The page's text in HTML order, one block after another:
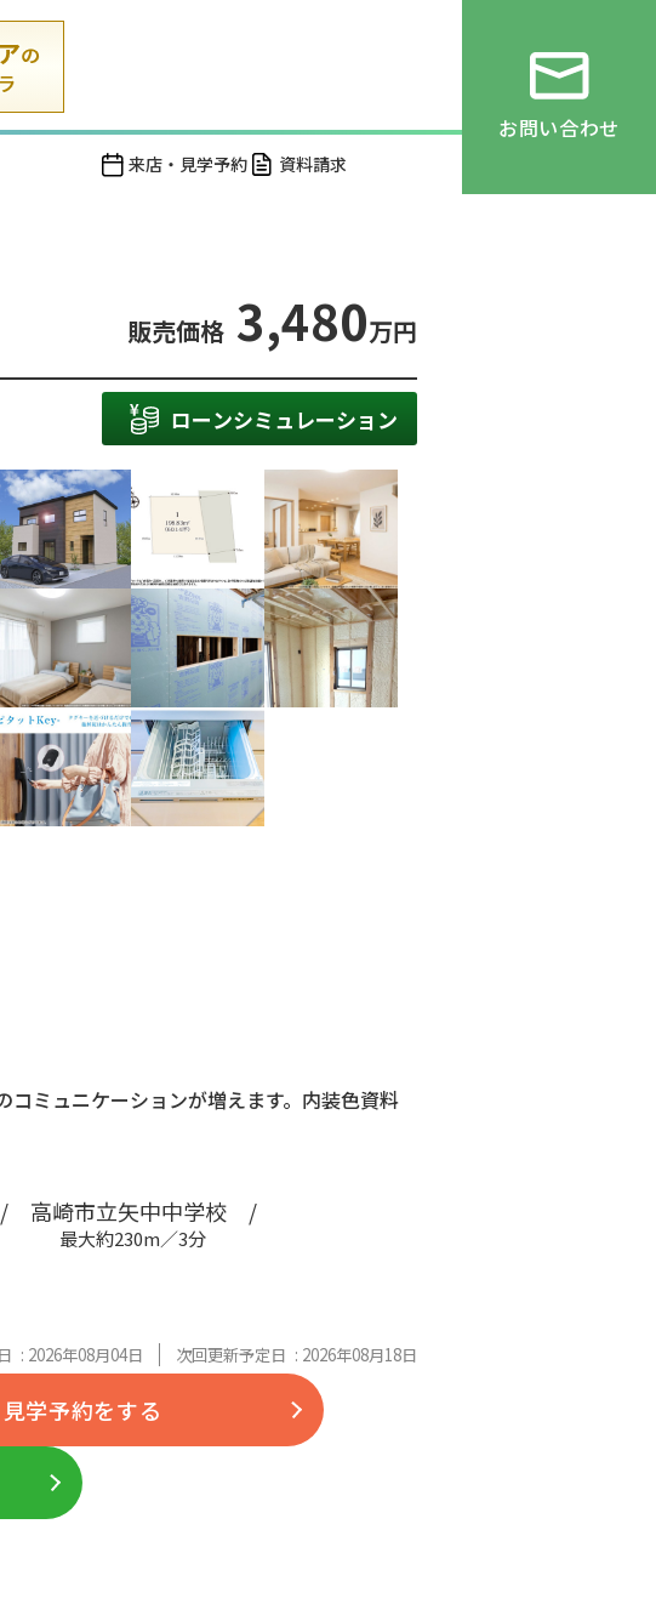
来店・見学予約 資料請求
お問い合わせ
販売価格 3,480万円
ローンシミュレーション
ミュニケーションが増えます。内装色資料
高崎市立矢中中学校 /
最大約230m／3分
: 2026年08月04日 次回更新予定日 : 2026年08月18日
見学予約をする